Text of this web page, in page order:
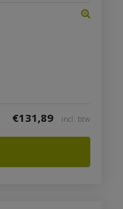
€131,89 incl. btw